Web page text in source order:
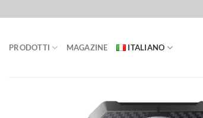
ai
PRODOTTI MAGAZINE ITALIANO